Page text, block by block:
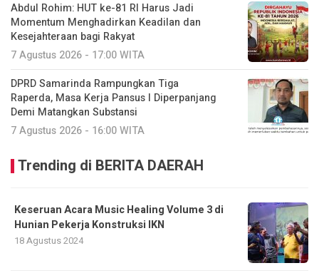
Abdul Rohim: HUT ke-81 RI Harus Jadi
Momentum Menghadirkan Keadilan dan
Kesejahteraan bagi Rakyat
7 Agustus 2026 - 17:00 WITA
DPRD Samarinda Rampungkan Tiga
Raperda, Masa Kerja Pansus I Diperpanjang
Demi Matangkan Substansi
7 Agustus 2026 - 16:00 WITA
Trending di BERITA DAERAH
Keseruan Acara Music Healing Volume 3 di
Hunian Pekerja Konstruksi IKN
18 Agustus 2024